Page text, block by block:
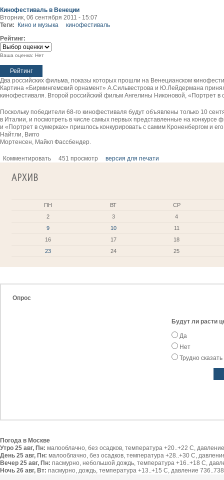
Кинофестиваль в Венеции
Вторник, 06 сентября 2011 - 15:07
Теги:
Кино и музыка
кинофестиваль
Рейтинг:
Ваша оценка: Нет
Два российских фильма, показы которых прошли на Венецианском
Картина «Бирмингемский орнамент» А.Сильвестрова и Ю.Лейдермана
кинофестиваля. Второй российский фильм Ангелины Никоновой, «Портрет в
Поскольку победители 68-го кинофестиваля будут объявлены только 10
в Италии, и посмотреть в числе самых первых представленные на
и «Портрет в сумерках» пришлось конкурировать с самим Кроненбергом и
Найтли, Вигго
Мортенсен, Майкл Фассбендер.
Комментировать 451 просмотр версия для печати
АРХИВ
ПН ВТ
СР
2
3
4
9
10
11
16
17
18
23
24 25
Опрос
Будут ли расти
Да
Нет
Трудно сказать
Погода в Москве
Утро 25 авг, Пн: малооблачно, без осадков, температура +20..+22 С,
День 25 авг, Пн: малооблачно, без осадков, температура +28..+30 С,
Вечер 25 авг, Пн: пасмурно, небольшой дождь, температура +16..+18 С,
Ночь 26 авг, Вт: пасмурно, дождь, температура +13..+15 С, давление